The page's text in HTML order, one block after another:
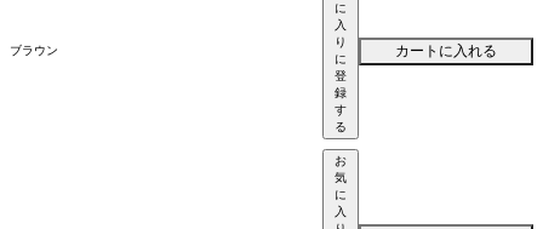
ブラウン
に
入
り
に
登
録
す
る
カートに入れる
お
気
に
入